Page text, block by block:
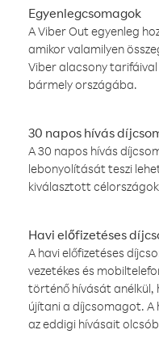
Egyenlegcsomagok
A Viber Out egyenleg
amikor valamilyen
Viber alacsony
bármely országába.
30 napos hívás
A 30 napos hívás
lebonyolítását teszi
kiválasztott
Havi előfizetéses
A havi előfizetéses
vezetékes és
történő hívását anélkül,
újítani a díjcsomagot. A
az eddigi hívásait